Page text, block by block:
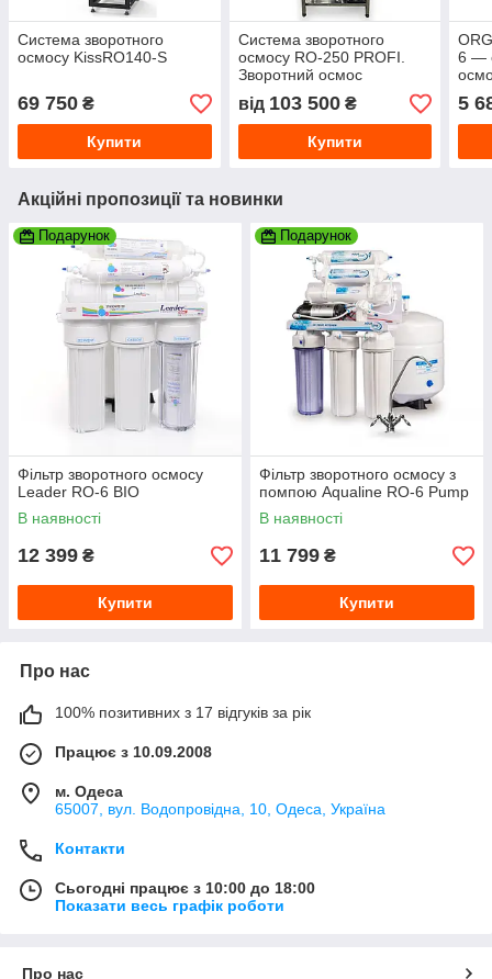
Система зворотного
осмосу KissRO140-S
69 750 ₴
Купити
Система зворотного
осмосу RO-250 PROFI.
Зворотний осмос
промисловий, нержавіюча
сталь
від 103 500₴
Купити
6 —
5
Акційні пропозиції та новинки
Подарунок
Фільтр зворотного осмосу
Leader RO-6 BIO
В наявності
12 399 ₴
Купити
Подарунок
Фільтр зворотного осмосу з
помпою Aqualine RO-6 Pump
В наявності
11 799 ₴
Купити
Про нас
100% позитивних з 17 відгуків за рік
Працює з 10.09.2008
м. Одеса
65007, вул. Водопровідна, 10, Одеса, Україна
Контакти
Сьогодні працює з 10:00 до 18:00
Показати весь графік роботи
Про нас